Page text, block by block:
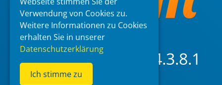
tinyMediaManager 4.3.8.1
2023-01-16at 19:26
Verwendung von Cookies zu.
Weitere Informationen zu Cookies
erhalten Sie in unserer
Datenschutzerklärung
Ich stimme zu